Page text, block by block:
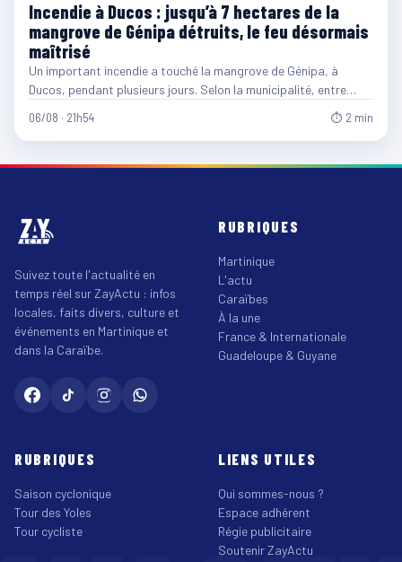
Incendie à Ducos : jusqu’à 7 hectares de la
mangrove de Génipa détruits, le feu désormais
maîtrisé
Un important incendie a touché la mangrove de Génipa, à
Ducos, pendant plusieurs jours. Selon la municipalité, entre…
06/08 · 21h54 ⏱ 2 min
Suivez toute l'actualité en
temps réel sur ZayActu : infos
locales, faits divers, culture et
événements en Martinique et
dans la Caraïbe.
RUBRIQUES
Martinique
L'actu
Caraïbes
À la une
France & Internationale
Guadeloupe & Guyane
RUBRIQUES
Saison cyclonique
Tour des Yoles
Tour cycliste
LIENS UTILES
Qui sommes-nous ?
Espace adhérent
Régie publicitaire
Soutenir ZayActu